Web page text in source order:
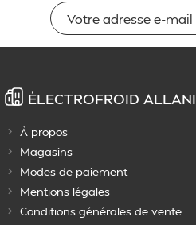
ÉLECTROFROID ALLANI
À propos
Magasins
Modes de paiement
Mentions légales
Conditions générales de vente